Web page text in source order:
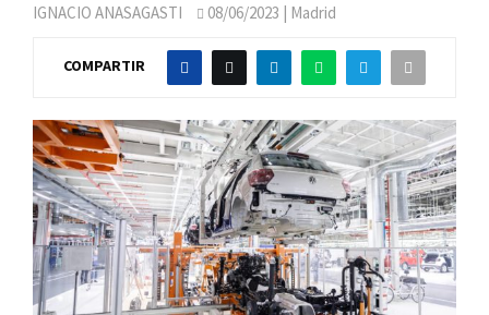
IGNACIO ANASAGASTI 08/06/2023 | Madrid
COMPARTIR